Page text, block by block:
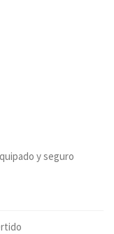
y seguro